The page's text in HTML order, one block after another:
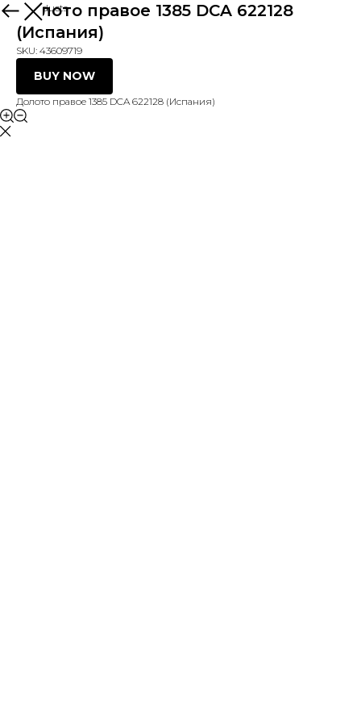
More products
Долото правое 1385 DCA 622128
(Испания)
SKU: 43609719
BUY NOW
Долото правое 1385 DCA 622128 (Испания)